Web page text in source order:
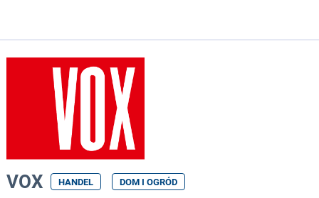
VOX HANDEL DOM I OGRÓD